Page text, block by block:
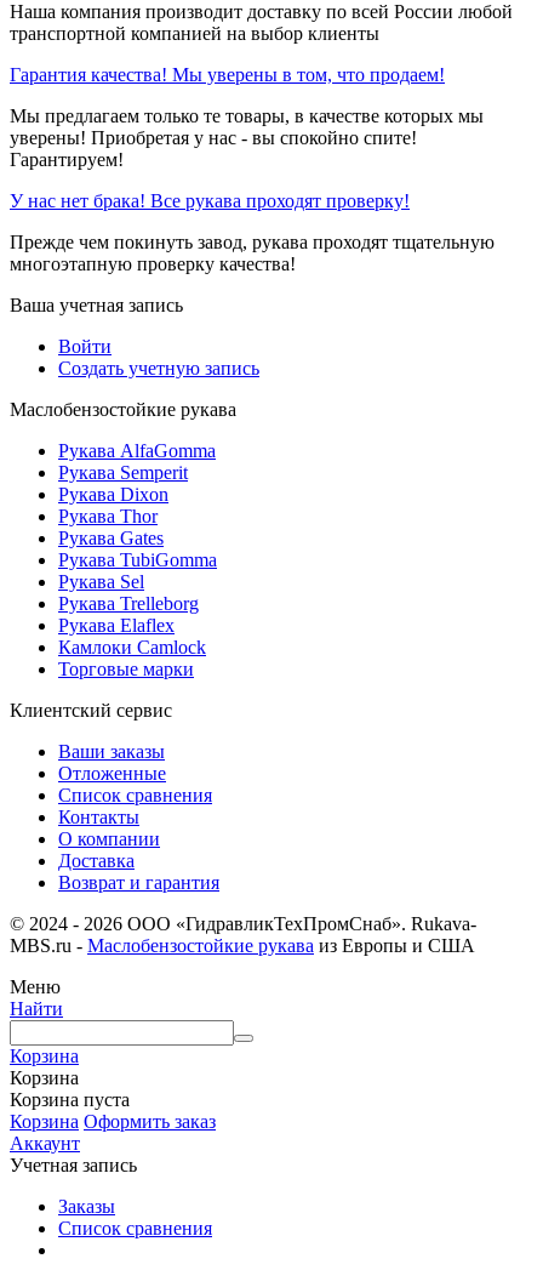
Наша компания производит доставку по всей России любой
транспортной компанией на выбор клиенты
Гарантия качества! Мы уверены в том, что продаем!
Мы предлагаем только те товары, в качестве которых мы
уверены! Приобретая у нас - вы спокойно спите!
Гарантируем!
У нас нет брака! Все рукава проходят проверку!
Прежде чем покинуть завод, рукава проходят тщательную
многоэтапную проверку качества!
Ваша учетная запись
Войти
Создать учетную запись
Маслобензостойкие рукава
Рукава AlfaGomma
Рукава Semperit
Рукава Dixon
Рукава Thor
Рукава Gates
Рукава TubiGomma
Рукава Sel
Рукава Trelleborg
Рукава Elaflex
Камлоки Camlock
Торговые марки
Клиентский сервис
Ваши заказы
Отложенные
Список сравнения
Контакты
О компании
Доставка
Возврат и гарантия
© 2024 - 2026 ООО «ГидравликТехПромСнаб». Rukava-
MBS.ru - Маслобензостойкие рукава из Европы и США
Меню
Найти
Корзина
Корзина
Корзина пуста
Корзина Оформить заказ
Аккаунт
Учетная запись
Заказы
Список сравнения